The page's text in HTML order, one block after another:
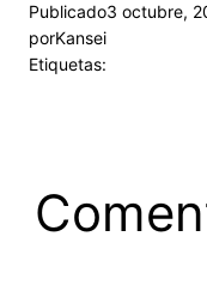
Publicado3 octubre,
porKansei
Etiquetas: